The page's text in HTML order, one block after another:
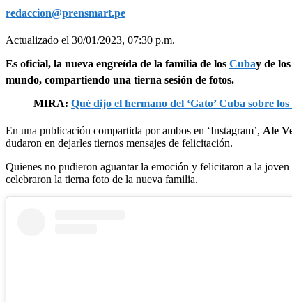
redaccion@prensmart.pe
Actualizado el 30/01/2023, 07:30 p.m.
Es oficial, la nueva engreída de la familia de los Cubay de los
mundo, compartiendo una tierna sesión de fotos.
MIRA: Qué dijo el hermano del ‘Gato’ Cuba sobre
En una publicación compartida por ambos en ‘Instagram’, Ale
dudaron en dejarles tiernos mensajes de felicitación.
Quienes no pudieron aguantar la emoción y felicitaron a la
celebraron la tierna foto de la nueva familia.